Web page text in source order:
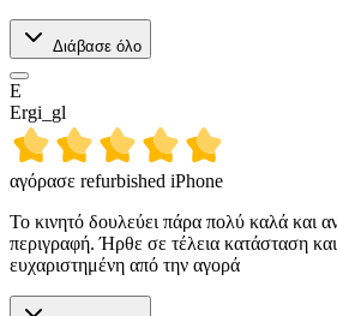
Διάβασε όλο
E
Ergi_gl
αγόρασε refurbished iPhone
Το κινητό δουλεύει πάρα πολύ καλά και
περιγραφή. Ήρθε σε τέλεια κατάσταση
ευχαριστημένη από την αγορά